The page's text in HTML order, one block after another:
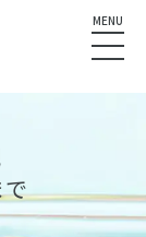
MENU
で